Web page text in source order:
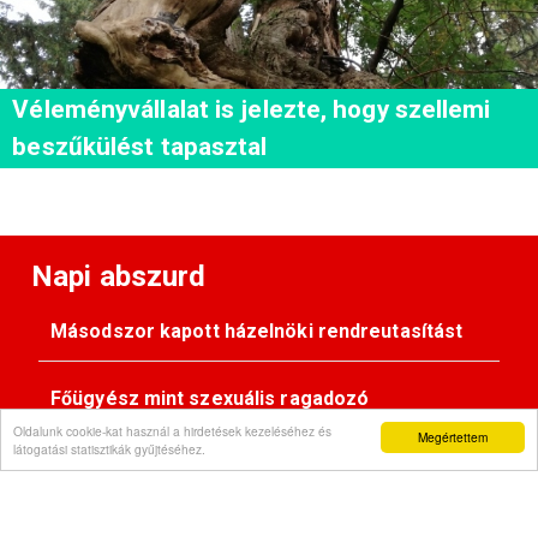
Megértettem
Oldalunk cookie-kat használ a hirdetések kezeléséhez és
látogatási statisztikák gyűjtéséhez.
Véleményvállalat is jelezte, hogy szellemi
beszűkülést tapasztal
Napi abszurd
Másodszor kapott házelnöki rendreutasítást
Főügyész mint szexuális ragadozó
Pimasz önkényúr